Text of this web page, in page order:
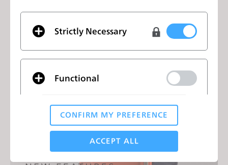
Join us for the CLO 7.0 New Features
Webinar!
2022年6月9日
Strictly Necessary
Functional
Analytical / Performance
CONFIRM MY PREFERENCE
ACCEPT ALL